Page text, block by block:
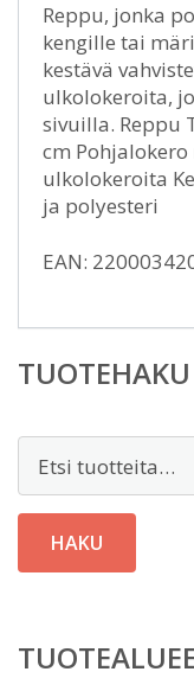
Reppu, jonka
kengille tai
kestävä
ulkolokeroita,
sivuilla. Reppu
cm
ulkolokeroita
ja polyesteri
EAN:
TUOTEHAKU
Etsi:
HAKU